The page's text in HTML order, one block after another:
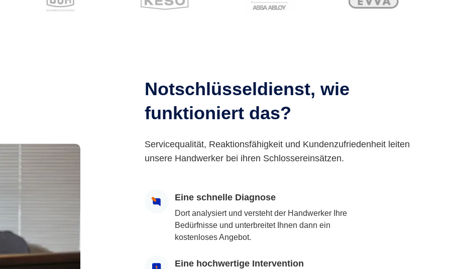
Notschlüsseldienst, wie
funktioniert das?
Servicequalität, Reaktionsfähigkeit und Kundenzufriedenheit leiten
unsere Handwerker bei ihren Schlossereinsätzen.
Eine schnelle Diagnose
Dort analysiert und versteht der Handwerker Ihre
Bedürfnisse und unterbreitet Ihnen dann ein
kostenloses Angebot.
Eine hochwertige Intervention